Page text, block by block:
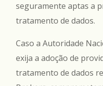
seguramente aptas a
tratamento de dados.
Caso a Autoridade
exija a adoção de
tratamento de dados